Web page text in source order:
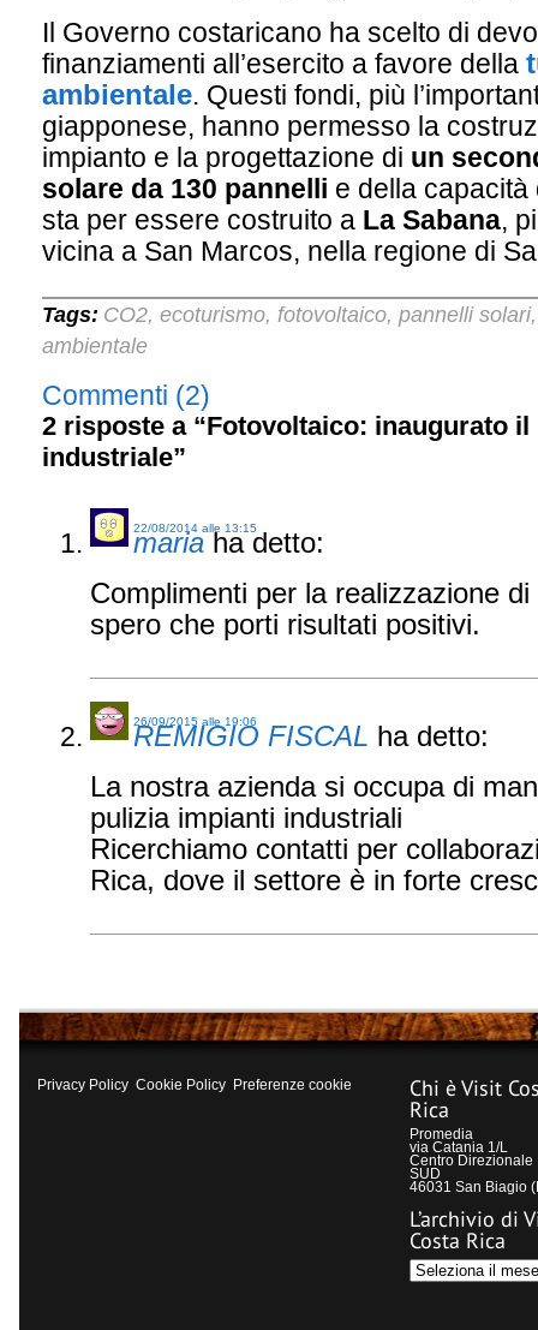
Il Governo costaricano ha scelto di
finanziamenti all’esercito a favore della
ambientale. Questi fondi, più
giapponese, hanno permesso la
impianto e la progettazione di un
solare da 130 pannelli e della capacità
sta per essere costruito a La Sabana,
vicina a San Marcos, nella regione di
Tags: CO2, ecoturismo, fotovoltaico, pannelli solari
ambientale
Commenti (2)
2 risposte a “Fotovoltaico: inaugurato
industriale”
maria ha detto:
22/08/2014 alle 13:15
Complimenti per la realizzazione
spero che porti risultati positivi.
REMIGIO FISCAL ha detto:
26/09/2015 alle 19:06
La nostra azienda si occupa di
pulizia impianti industriali
Ricerchiamo contatti per
Rica, dove il settore è in forte
Privacy Policy Cookie Policy Preferenze cookie Chi è Visit
Rica
Promedia
via Catania 1/L
Centro Direzionale
SUD
46031 San Biagio
L’archivio di
Costa Rica
L’archivio
di